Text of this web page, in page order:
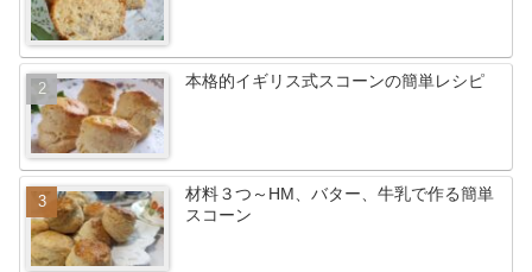
本格的イギリス式スコーンの簡単レシピ
材料３つ～HM、バター、牛乳で作る簡単
スコーン